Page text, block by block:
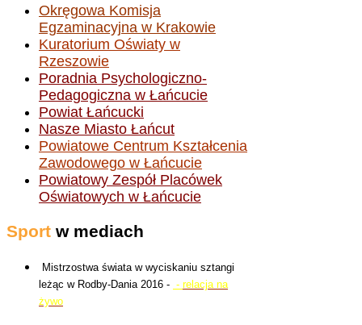
Okręgowa Komisja
Egzaminacyjna w Krakowie
Kuratorium Oświaty w
Rzeszowie
Poradnia Psychologiczno-
Pedagogiczna w Łańcucie
Powiat Łańcucki
Nasze Miasto Łańcut
Powiatowe Centrum Kształcenia
Zawodowego w Łańcucie
Powiatowy Zespół Placówek
Oświatowych w Łańcucie
Sport w mediach
Mistrzostwa świata w wyciskaniu sztangi
leżąc w Rodby-Dania 2016 - - relacja na
żywo